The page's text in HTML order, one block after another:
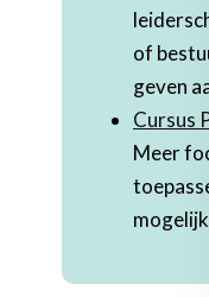
of
geven
Cursus
Meer